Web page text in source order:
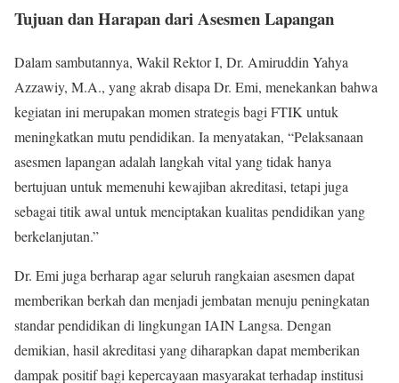
Tujuan dan Harapan dari Asesmen Lapangan
Dalam sambutannya, Wakil Rektor I, Dr. Amiruddin Yahya
Azzawiy, M.A., yang akrab disapa Dr. Emi, menekankan bahwa
kegiatan ini merupakan momen strategis bagi FTIK untuk
meningkatkan mutu pendidikan. Ia menyatakan, “Pelaksanaan
asesmen lapangan adalah langkah vital yang tidak hanya
bertujuan untuk memenuhi kewajiban akreditasi, tetapi juga
sebagai titik awal untuk menciptakan kualitas pendidikan yang
berkelanjutan.”
Dr. Emi juga berharap agar seluruh rangkaian asesmen dapat
memberikan berkah dan menjadi jembatan menuju peningkatan
standar pendidikan di lingkungan IAIN Langsa. Dengan
demikian, hasil akreditasi yang diharapkan dapat memberikan
dampak positif bagi kepercayaan masyarakat terhadap institusi